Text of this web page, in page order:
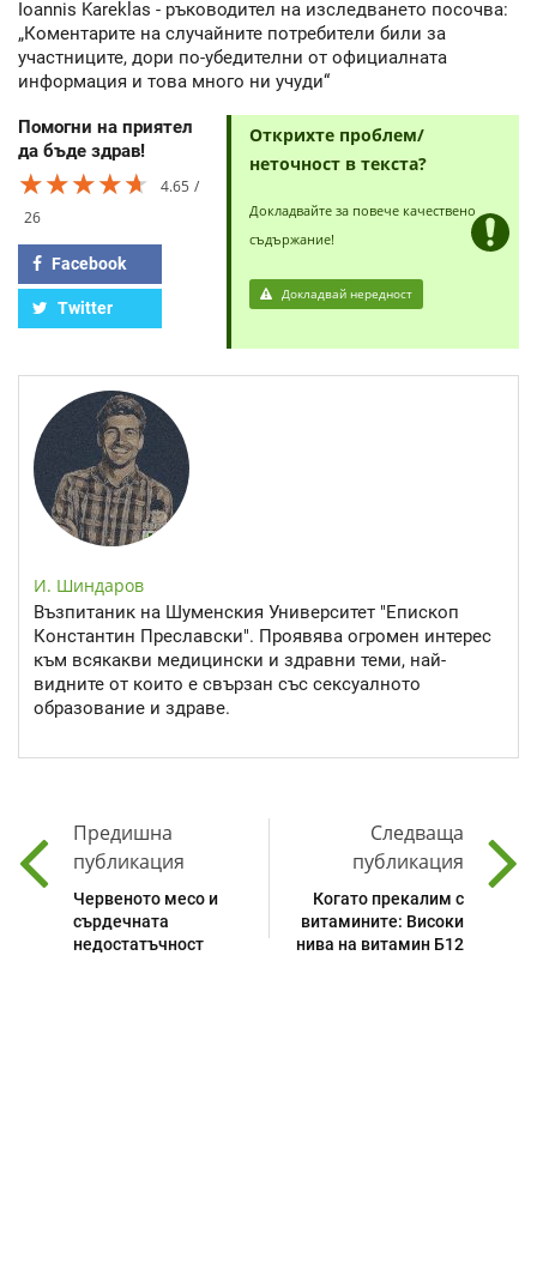
Ioannis Kareklas - ръководител на изследването посочва:
„Коментарите на случайните потребители били за
участниците, дори по-убедителни от официалната
информация и това много ни учуди“
Помогни на приятел
да бъде здрав!
★★★★★
★★★★★
★★★★★
4.65
26
Facebook
Twitter
Открихте проблем/
неточност в текста?
Докладвайте за повече качествено
съдържание!
Докладвай нередност
И. Шиндаров
Възпитаник на Шуменския Университет "Епископ
Константин Преславски". Проявява огромен интерес
към всякакви медицински и здравни теми, най-
видните от които е свързан със сексуалното
образование и здраве.
Предишна
публикация
Червеното месо и
сърдечната
недостатъчност
Следваща
публикация
Когато прекалим с
витамините: Високи
нива на витамин Б12